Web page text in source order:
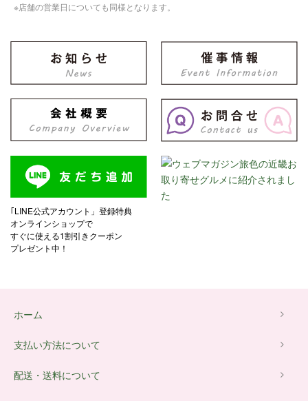
※店舗の営業日についても同様となります。
｢LINE公式アカウント」登録特典
オンラインショップで
すぐに使える1割引きクーポン
プレゼント中！
ホーム
支払い方法について
配送・送料について